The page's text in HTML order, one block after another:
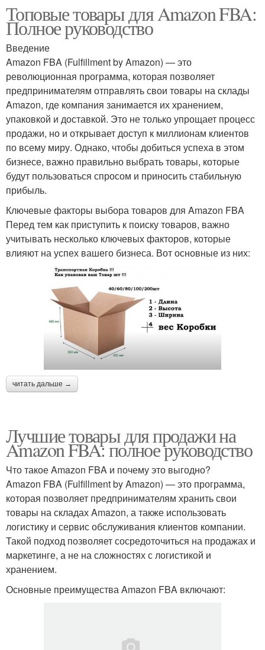
Топовые товары для Amazon FBA:
Полное руководство
Введение
Amazon FBA (Fulfillment by Amazon) — это
революционная программа, которая позволяет
предпринимателям отправлять свои товары на склады
Amazon, где компания занимается их хранением,
упаковкой и доставкой. Это не только упрощает процесс
продажи, но и открывает доступ к миллионам клиентов
по всему миру. Однако, чтобы добиться успеха в этом
бизнесе, важно правильно выбрать товары, которые
будут пользоваться спросом и приносить стабильную
прибыль.
Ключевые факторы выбора товаров для Amazon FBA
Перед тем как приступить к поиску товаров, важно
учитывать несколько ключевых факторов, которые
влияют на успех вашего бизнеса. Вот основные из них:
читать дальше →
Лучшие товары для продажи на
Amazon FBA: полное руководство
Что такое Amazon FBA и почему это выгодно?
Amazon FBA (Fulfillment by Amazon) — это программа,
которая позволяет предпринимателям хранить свои
товары на складах Amazon, а также использовать
логистику и сервис обслуживания клиентов компании.
Такой подход позволяет сосредоточиться на продажах и
маркетинге, а не на сложностях с логистикой и
хранением.
Основные преимущества Amazon FBA включают: